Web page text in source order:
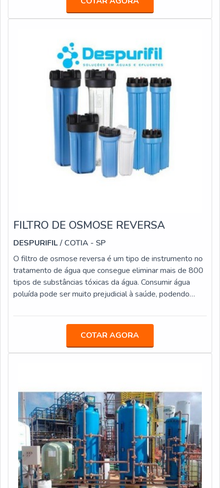
profissionais experientes. A Acquaplant é uma empresa
que tem se destacado no segmento por toda seriedade
contaminantes. O aerador é aplicado em: Tanques de
homogeneização; Tanques de aeração; Lagoas; Tanques
FILTRO DE OSMOSE REVERSA
DESPURIFIL/ COTIA - SP
O filtro de osmose reversa é um tipo de instrumento no
tratamento de água que consegue eliminar mais de 800
tipos de substâncias tóxicas da água. Consumir água
poluída pode ser muito prejudicial à saúde, podendo
respiratórias, por exemplo.Especificações de um bom
exigências de órgãos regulamentadores especializados
no controle de qualidade, proporcionando assim
COTAR AGORA